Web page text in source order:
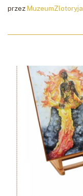
przezMuzeumZlotoryja